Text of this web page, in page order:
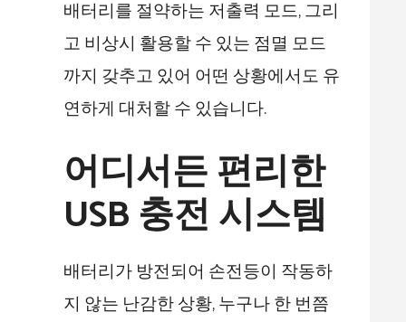
배터리를 절약하는 저출력 모드, 그리
고 비상시 활용할 수 있는 점멸 모드
까지 갖추고 있어 어떤 상황에서도 유
연하게 대처할 수 있습니다.
어디서든 편리한
USB 충전 시스템
배터리가 방전되어 손전등이 작동하
지 않는 난감한 상황, 누구나 한 번쯤